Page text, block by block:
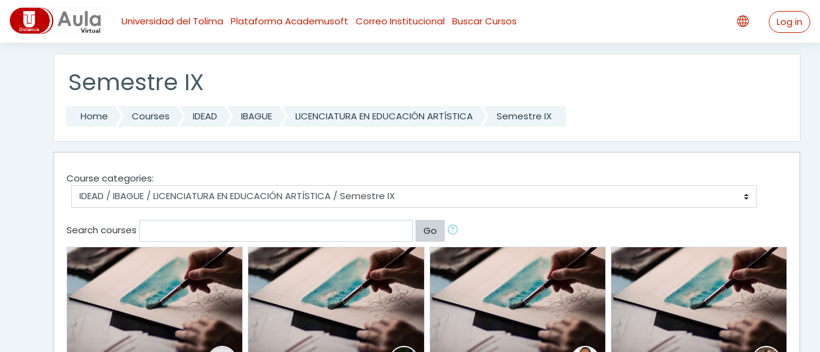
Universidad del Tolima Plataforma Academusoft Correo Institucional Buscar Cursos Log in
Skip to main content
Semestre IX
Home Courses IDEAD IBAGUE LICENCIATURA EN EDUCACIÓN ARTÍSTICA Semestre IX
Course categories:
Search courses Go